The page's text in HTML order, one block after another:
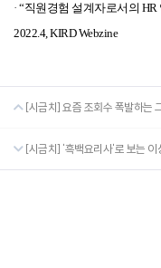
· “직원경험 설계자로서의
2022.4, KIRD Webzine
[시금치] 요즘 조회수 폭발하는
[시금치] '흑백요리사'로 보는 이